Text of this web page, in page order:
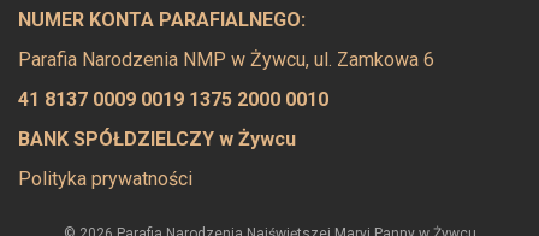
NUMER KONTA PARAFIALNEGO:
Parafia Narodzenia NMP w Żywcu, ul. Zamkowa 6
41 8137 0009 0019 1375 2000 0010
BANK SPÓŁDZIELCZY w Żywcu
Polityka prywatności